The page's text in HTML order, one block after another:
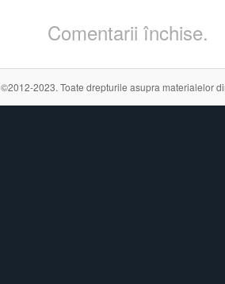
Comentarii închise.
©2012-2023. Toate drepturile asupra materialelor